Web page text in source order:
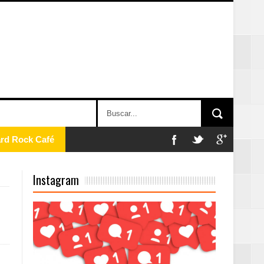
Rock Café
Instagram